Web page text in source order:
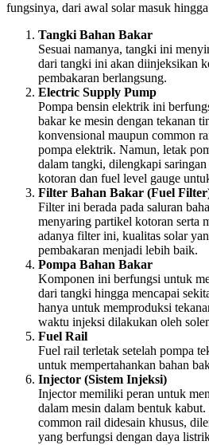
fungsinya, dari awal solar masuk
Tangki Bahan Bakar
Sesuai namanya, tangki ini
dari tangki ini akan diinjeksikan
pembakaran berlangsung.
Electric Supply Pump
Pompa bensin elektrik ini
bakar ke mesin dengan tekanan
konvensional maupun common
pompa elektrik. Namun, letak
dalam tangki, dilengkapi
kotoran dan fuel level gauge
Filter Bahan Bakar (Fuel
Filter ini berada pada saluran
menyaring partikel kotoran serta
adanya filter ini, kualitas solar
pembakaran menjadi lebih baik.
Pompa Bahan Bakar
Komponen ini berfungsi untuk
dari tangki hingga mencapai
hanya untuk memproduksi
waktu injeksi dilakukan oleh
Fuel Rail
Fuel rail terletak setelah pompa
untuk mempertahankan bahan
Injector (Sistem Injeksi)
Injector memiliki peran untuk
dalam mesin dalam bentuk
common rail didesain khusus,
yang berfungsi dengan daya